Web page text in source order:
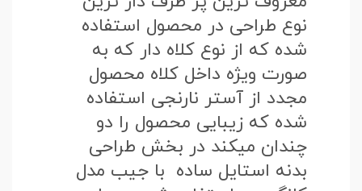
نوع طراحی در محصول استفاده
شده که از نوع کلاه دار که به
صورت ویژه داخل کلاه محصول
مجدد از آستر نارنجی استفاده
شده که زیبایی محصول را دو
چندان میکند در بخش طراحی
بدنه استایل ساده با جیب مدل